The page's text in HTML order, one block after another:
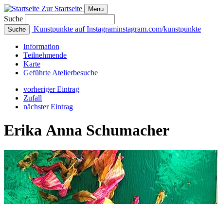
Zur Startseite Menu
Suche
Suche Kunstpunkte auf Instagraminstagram.com/kunstpunkte
Information
Teilnehmende
Karte
Geführte Atelierbesuche
vorheriger Eintrag
Zufall
nächster Eintrag
Erika Anna Schumacher